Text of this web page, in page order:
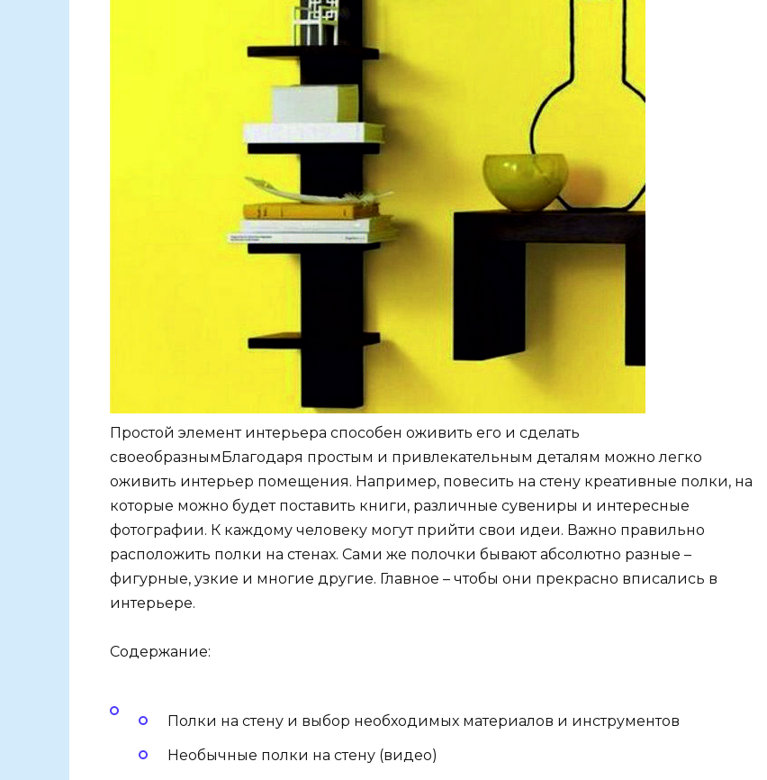
Простой элемент интерьера способен оживить его и сделать
своеобразнымБлагодаря простым и привлекательным деталям можно легко
оживить интерьер помещения. Например, повесить на стену креативные полки, на
которые можно будет поставить книги, различные сувениры и интересные
фотографии. К каждому человеку могут прийти свои идеи. Важно правильно
расположить полки на стенах. Сами же полочки бывают абсолютно разные –
фигурные, узкие и многие другие. Главное – чтобы они прекрасно вписались в
интерьере.
Содержание:
Полки на стену и выбор необходимых материалов и инструментов
Необычные полки на стену (видео)